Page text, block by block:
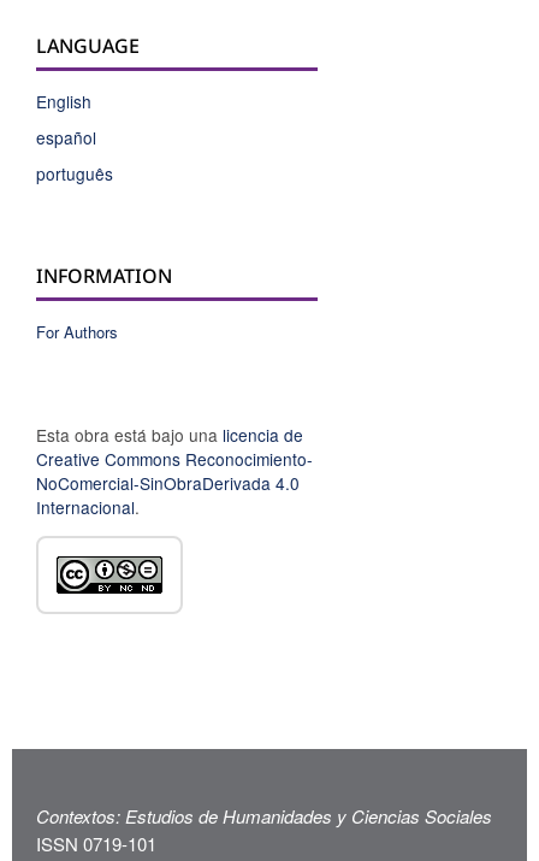
LANGUAGE
English
español
português
INFORMATION
For Authors
Esta obra está bajo una licencia de
Creative Commons Reconocimiento-
NoComercial-SinObraDerivada 4.0
Internacional.
Contextos: Estudios de Humanidades y Ciencias Sociales
ISSN 0719-101